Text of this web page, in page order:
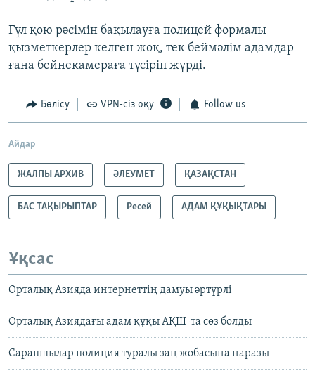
Гүл қою рәсімін бақылауға полицей формалы
қызметкерлер келген жоқ, тек беймәлім адамдар
ғана бейнекамераға түсіріп жүрді.
Бөлісу VPN-сіз оқу Follow us
Айдар
ЖАЛПЫ АРХИВ ӘЛЕУМЕТ ҚАЗАҚСТАН
БАС ТАҚЫРЫПТАР Ресей АДАМ ҚҰҚЫҚТАРЫ
Ұқсас
Орталық Азияда интернеттің дамуы әртүрлі
Орталық Азиядағы адам құқы АҚШ-та сөз болды
Сарапшылар полиция туралы заң жобасына наразы